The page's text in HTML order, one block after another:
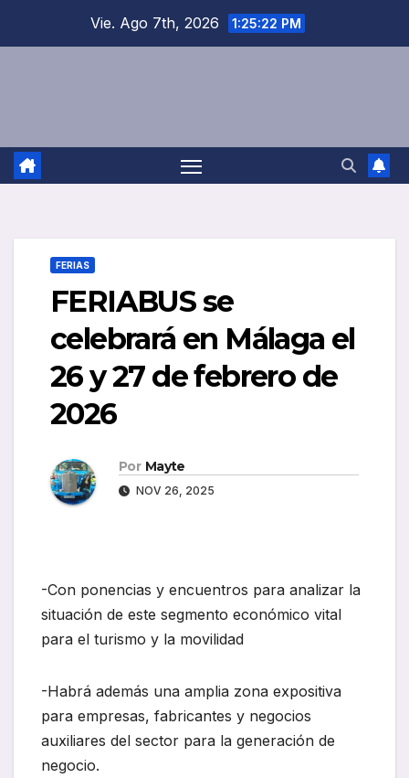
Vie. Ago 7th, 2026 1:25:22 PM
FERIAS
FERIABUS se
celebrará en Málaga el
26 y 27 de febrero de
2026
Por Mayte
NOV 26, 2025
-Con ponencias y encuentros para analizar la
situación de este segmento económico vital
para el turismo y la movilidad
-Habrá además una amplia zona expositiva
para empresas, fabricantes y negocios
auxiliares del sector para la generación de
negocio.